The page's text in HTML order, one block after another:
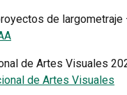
de largometraje
de Artes Visuales
de Artes Visuales